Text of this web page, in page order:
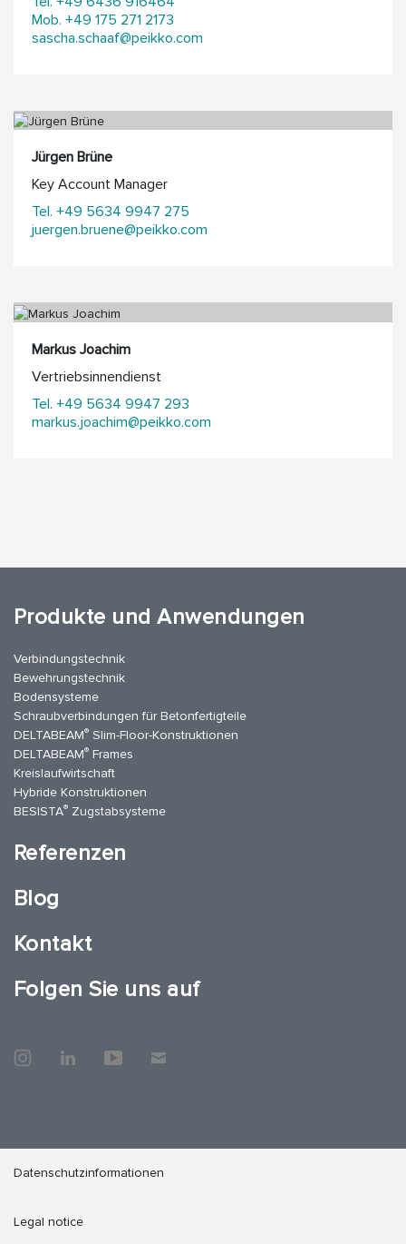
Mob. +49 175 271 2173
sascha.schaaf@peikko.com
Jürgen Brüne
Key Account Manager
Tel. +49 5634 9947 275
juergen.bruene@peikko.com
Markus Joachim
Vertriebsinnendienst
Tel. +49 5634 9947 293
markus.joachim@peikko.com
Produkte und Anwendungen
Verbindungstechnik
Bewehrungstechnik
Bodensysteme
Schraubverbindungen für Betonfertigteile
DELTABEAM® Slim-Floor-Konstruktionen
DELTABEAM® Frames
Kreislaufwirtschaft
Hybride Konstruktionen
BESISTA® Zugstabsysteme
Referenzen
Blog
Kontakt
Folgen Sie uns auf
Datenschutzinformationen
Legal notice